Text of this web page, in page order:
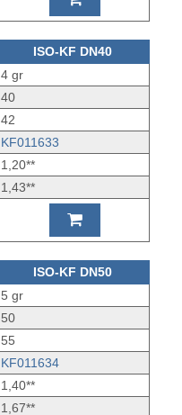
ISO-KF DN40
4 gr
40
42
KF011633
1,20**
1,43**
ISO-KF DN50
5 gr
50
55
KF011634
1,40**
1,67**